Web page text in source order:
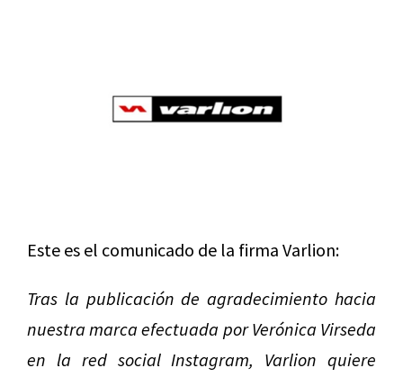
Este es el comunicado de la firma Varlion:
Tras la publicación de agradecimiento hacia
nuestra marca efectuada por Verónica Virseda
en la red social Instagram, Varlion quiere